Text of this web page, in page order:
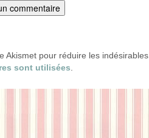
Akismet pour réduire les indésirables.
sont utilisées